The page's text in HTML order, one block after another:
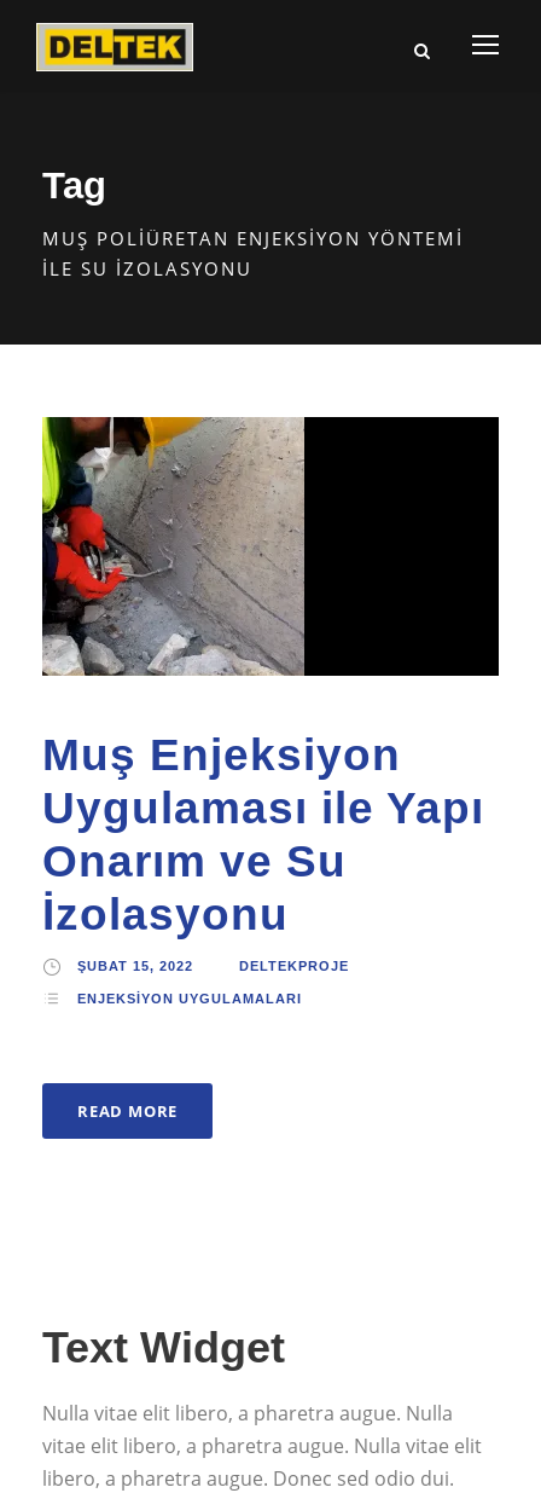
Tag
MUŞ POLIÜRETAN ENJEKSIYON YÖNTEMI
ILE SU İZOLASYONU
Muş Enjeksiyon
Uygulaması ile Yapı
Onarım ve Su
İzolasyonu
ŞUBAT 15, 2022 DELTEKPROJE
ENJEKSIYON UYGULAMALARI
READ MORE
Text Widget
Nulla vitae elit libero, a pharetra augue. Nulla
vitae elit libero, a pharetra augue. Nulla vitae elit
libero, a pharetra augue. Donec sed odio dui.